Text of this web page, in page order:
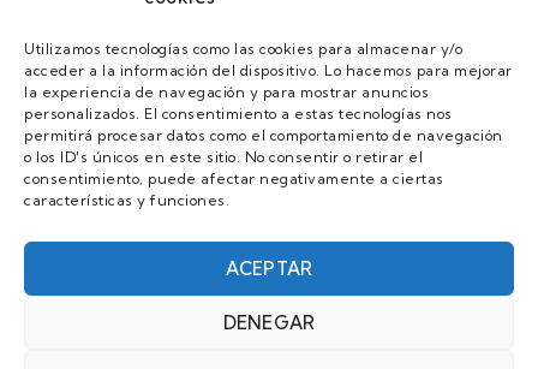
Utilizamos tecnologías como las cookies para almacenar y/o
acceder a la información del dispositivo. Lo hacemos para mejorar
la experiencia de navegación y para mostrar anuncios
personalizados. El consentimiento a estas tecnologías nos
permitirá procesar datos como el comportamiento de navegación
o los ID's únicos en este sitio. No consentir o retirar el
consentimiento, puede afectar negativamente a ciertas
características y funciones.
ACEPTAR
DENEGAR
MENU
Quienes Somos
Guias
Contacto
Únete